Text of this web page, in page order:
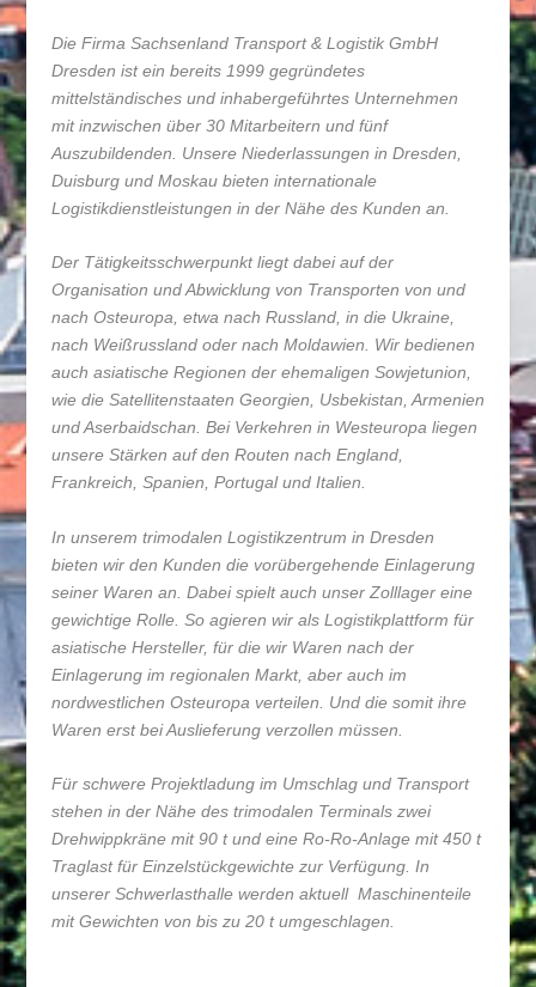
Die Firma Sachsenland Transport & Logistik GmbH
Dresden ist ein bereits 1999 gegründetes
mittelständisches und inhabergeführtes Unternehmen
mit inzwischen über 30 Mitarbeitern und fünf
Auszubildenden. Unsere Niederlassungen in Dresden,
Duisburg und Moskau bieten internationale
Logistikdienstleistungen in der Nähe des Kunden an.
Der Tätigkeitsschwerpunkt liegt dabei auf der
Organisation und Abwicklung von Transporten von und
nach Osteuropa, etwa nach Russland, in die Ukraine,
nach Weißrussland oder nach Moldawien. Wir bedienen
auch asiatische Regionen der ehemaligen Sowjetunion,
wie die Satellitenstaaten Georgien, Usbekistan, Armenien
und Aserbaidschan. Bei Verkehren in Westeuropa liegen
unsere Stärken auf den Routen nach England,
Frankreich, Spanien, Portugal und Italien.
In unserem trimodalen Logistikzentrum in Dresden
bieten wir den Kunden die vorübergehende Einlagerung
seiner Waren an. Dabei spielt auch unser Zolllager eine
gewichtige Rolle. So agieren wir als Logistikplattform für
asiatische Hersteller, für die wir Waren nach der
Einlagerung im regionalen Markt, aber auch im
nordwestlichen Osteuropa verteilen. Und die somit ihre
Waren erst bei Auslieferung verzollen müssen.
Für schwere Projektladung im Umschlag und Transport
stehen in der Nähe des trimodalen Terminals zwei
Drehwippkräne mit 90 t und eine Ro-Ro-Anlage mit 450 t
Traglast für Einzelstückgewichte zur Verfügung. In
unserer Schwerlasthalle werden aktuell Maschinenteile
mit Gewichten von bis zu 20 t umgeschlagen.